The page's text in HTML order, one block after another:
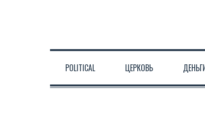
POLITICAL ЦЕРКОВЬ